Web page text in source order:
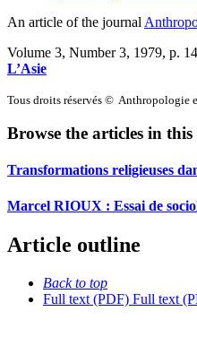
An article of the journal
Volume 3, Number 3, 1979, p.
L’Asie
Tous droits réservés © Anthropologie
Browse the articles in this
Transformations religieuses
Marcel RIOUX : Essai de
Article outline
Back to top
Full text (PDF) Full text